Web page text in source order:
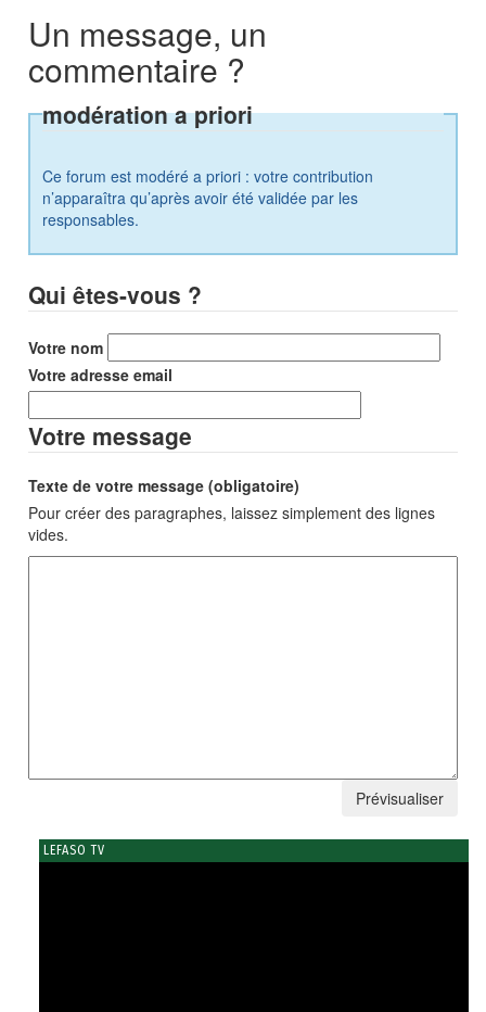
Un message, un
commentaire ?
modération a priori
Ce forum est modéré a priori : votre contribution
n’apparaîtra qu’après avoir été validée par les
responsables.
Qui êtes-vous ?
Votre nom
Votre adresse email
Votre message
Texte de votre message (obligatoire)
Pour créer des paragraphes, laissez simplement des lignes
vides.
LEFASO TV